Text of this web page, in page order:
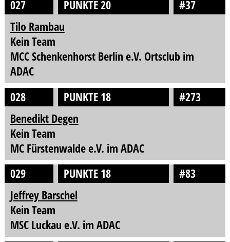
027
PUNKTE 20
#37
Tilo Rambau
Kein Team
MCC Schenkenhorst Berlin e.V. Ortsclub im
ADAC
028
PUNKTE 18
#273
Benedikt Degen
Kein Team
MC Fürstenwalde e.V. im ADAC
029
PUNKTE 18
#83
Jeffrey Barschel
Kein Team
MSC Luckau e.V. im ADAC